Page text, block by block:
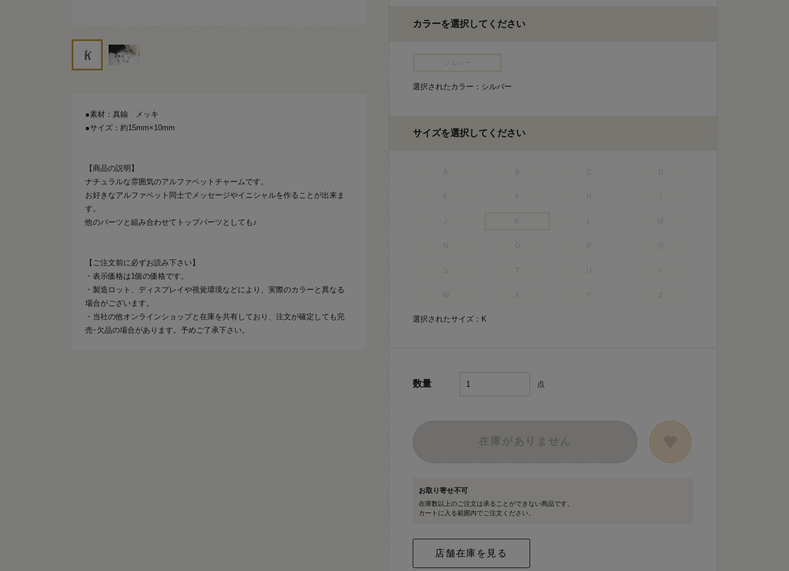
●素材：真鍮 メッキ
●サイズ：約15mm×10mm
【商品の説明】
ナチュラルな雰囲気のアルファベットチャームです。
お好きなアルファベット同士でメッセージやイニシャルを作ることが出来ま
す。
他のパーツと組み合わせてトップパーツとしても♪
【ご注文前に必ずお読み下さい】
・表示価格は1個の価格です。
・製造ロット、ディスプレイや視覚環境などにより、実際のカラーと異なる
場合がございます。
・当社の他オンラインショップと在庫を共有しており、注文が確定しても完
売･欠品の場合があります。予めご了承下さい。
カラーを選択してください
選択されたカラー：シルバー
サイズを選択してください
選択されたサイズ：K
数量 点
お取り寄せ不可
在庫数以上のご注文は承ることができない商品です。
カートに入る範囲内でご注文ください。